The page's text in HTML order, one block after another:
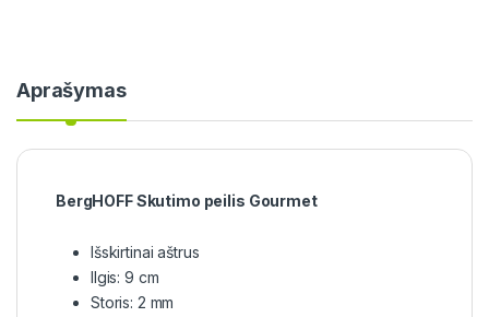
Aprašymas
BergHOFF Skutimo peilis Gourmet
Išskirtinai aštrus
Ilgis: 9 cm
Storis: 2 mm